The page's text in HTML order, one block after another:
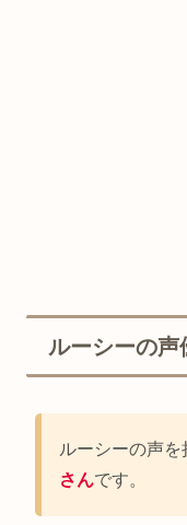
ルーシーの声
ルーシーの声を
さんです。